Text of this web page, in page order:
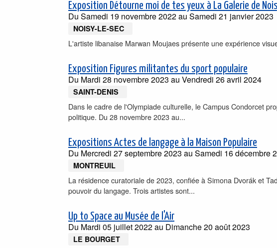
Exposition Détourne moi de tes yeux à La Galerie de
Du Samedi 19 novembre 2022au Samedi 21 janvier 2023
NOISY-LE-SEC
L'artiste libanaise Marwan Moujaes présente une expérience
Exposition Figures militantes du sport populaire
Du Mardi 28 novembre 2023 au Vendredi 26 avril 2024
SAINT-DENIS
Dans le cadre de l'Olympiade culturelle, le Campus Condorcet
politique. Du 28 novembre 2023 au...
Expositions Actes de langage à la Maison Populaire
Du Mercredi 27 septembre 2023 au Samedi 16 décembre
MONTREUIL
La résidence curatoriale de 2023, confiée à Simona Dvorák et
pouvoir du langage. Trois artistes sont...
Up to Space au Musée de l'Air
Du Mardi 05 juillet 2022au Dimanche 20 août 2023
LE BOURGET